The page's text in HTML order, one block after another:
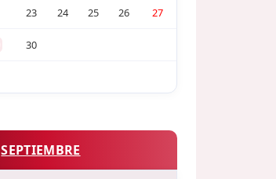
23 24 25 26 27
30
SEPTIEMBRE